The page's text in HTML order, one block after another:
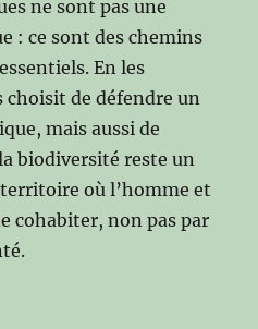
ne sont pas une
: ce sont des chemins
En les
choisit de défendre un
mais aussi de
biodiversité reste un
où l’homme et
cohabiter, non pas par